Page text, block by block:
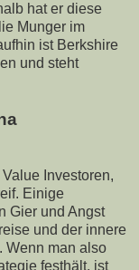
hat er diese
Munger im
ist Berkshire
und steht
Investoren,
Einige
Gier und Angst
und der innere
Wenn man also
festhält, ist